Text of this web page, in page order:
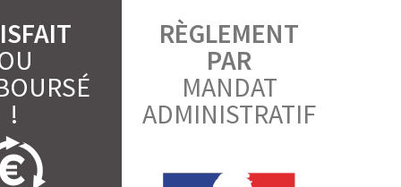
!
RÈGLEMENT
PAR
MANDAT
ADMINISTRATIF